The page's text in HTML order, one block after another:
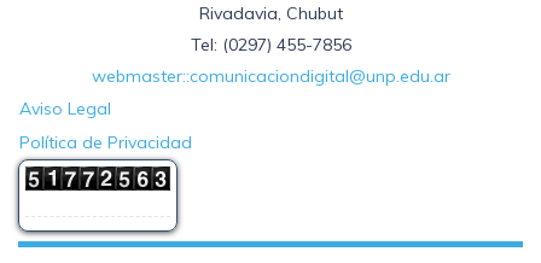
Rivadavia, Chubut
Tel: (0297) 455-7856
webmaster::comunicaciondigital@unp.edu.ar
Aviso Legal
Política de Privacidad